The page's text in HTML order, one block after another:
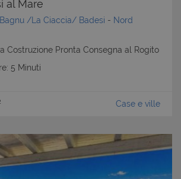
al Mare
/La Ciaccia/ Badesi - Nord
Costruzione Pronta Consegna al Rogito
5 Minuti
Case e ville